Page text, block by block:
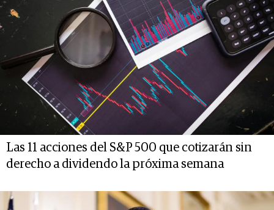
Las 11 acciones del S&P 500 que cotizarán sin
derecho a dividendo la próxima semana